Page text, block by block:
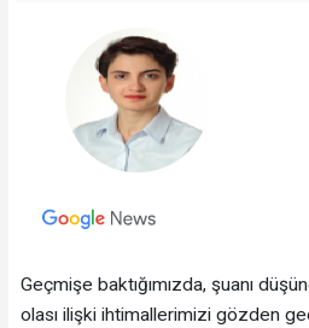
Geçmişe baktığımızda, şuanı
olası ilişki ihtimallerimizi gözden